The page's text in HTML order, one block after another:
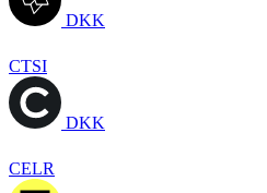
DKK
CTSI
DKK
CELR